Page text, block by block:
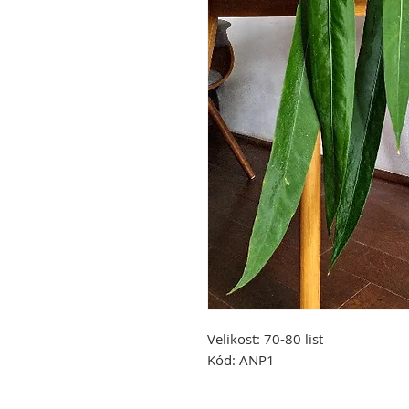
Velikost: 70-80 list
Kód: ANP1